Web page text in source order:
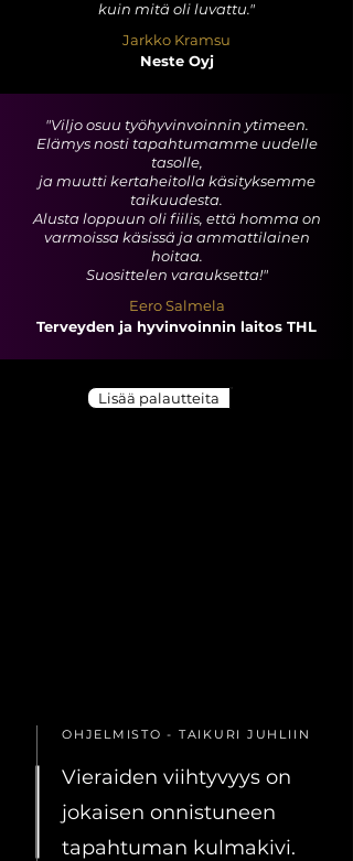
kuin mitä oli luvattu."
Jarkko Kramsu
Neste Oyj
"Viljo osuu työhyvinvoinnin ytimeen.
Elämys nosti tapahtumamme uudelle
tasolle,
ja muutti kertaheitolla käsityksemme
taikuudesta.
Alusta loppuun oli fiilis, että homma on
varmoissa käsissä ja ammattilainen
hoitaa.
Suosittelen varauksetta!"
Eero Salmela
Terveyden ja hyvinvoinnin laitos THL
Lisää palautteita
OHJELMISTO - TAIKURI JUHLIIN
Vieraiden viihtyvyys on
jokaisen onnistuneen
tapahtuman kulmakivi.